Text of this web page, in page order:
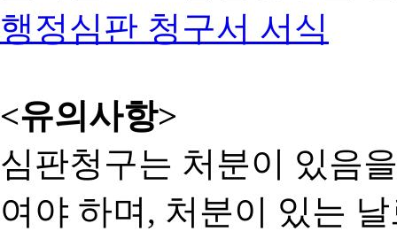
행정심판 청구서 서식
<유의사항>
심판청구는 처분이 있음
여야 하며, 처분이 있는